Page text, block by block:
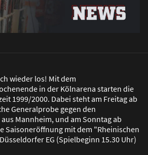
wieder los! Mit dem
in der Kölnarena starten die
1999/2000. Dabei steht am Freitag ab
Generalprobe gegen den
Mannheim, und am Sonntag ab
Saisoneröffnung mit dem "Rheinischen
EG (Spielbeginn 15.30 Uhr)